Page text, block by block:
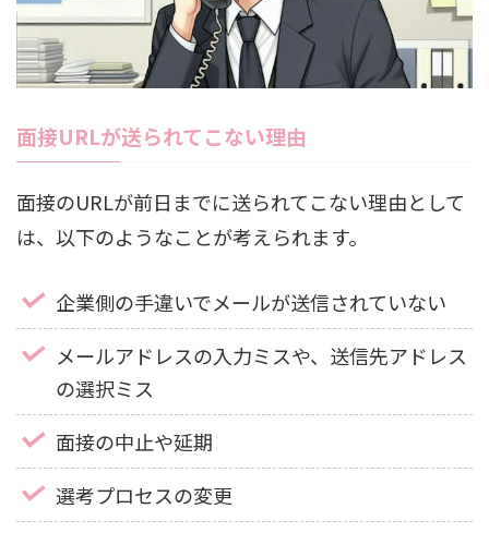
面接URLが送られてこない理由
面接のURLが前日までに送られてこない理由として
は、以下のようなことが考えられます。
企業側の手違いでメールが送信されていない
メールアドレスの入力ミスや、送信先アドレス
の選択ミス
面接の中止や延期
選考プロセスの変更